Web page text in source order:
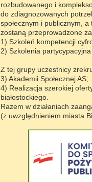
rozbudowanego i
do zdiagnozowanych
społecznym i publicznym,
zostaną przeprowadzone
1) Szkoleń kompetencji
2) Szkolenia
Z tej grupy uczestnicy
3) Akademii Społecznej AS;
4) Realizacja szerokiej
białostockiego.
Razem w działaniach
(z uwzględnieniem miasta